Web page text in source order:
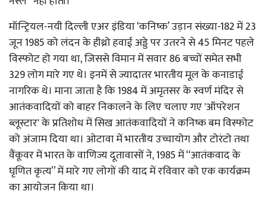
मॉन्ट्रियल-नयी दिल्ली एअर इंडिया ‘कनिष्क’ उड़ान संख्या-182 में 23
जून 1985 को लंदन के हीथ्रो हवाई अड्डे पर उतरने से 45 मिनट पहले
विस्फोट हो गया था, जिससे विमान में सवार 86 बच्चों समेत सभी
329 लोग मारे गए थे। इनमें से ज्यादातर भारतीय मूल के कनाडाई
नागरिक थे। माना जाता है कि 1984 में अमृतसर के स्वर्ण मंदिर से
आतंकवादियों को बाहर निकालने के लिए चलाए गए 'ऑपरेशन
ब्लूस्टार' के प्रतिशोध में सिख आतंकवादियों ने कनिष्क बम विस्फोट
को अंजाम दिया था। ओटावा में भारतीय उच्चायोग और टोरंटो तथा
वैंकूवर में भारत के वाणिज्य दूतावासों ने, 1985 में ‘‘आतंकवाद के
घृणित कृत्य’’ में मारे गए लोगों की याद में रविवार को एक कार्यक्रम
का आयोजन किया था।